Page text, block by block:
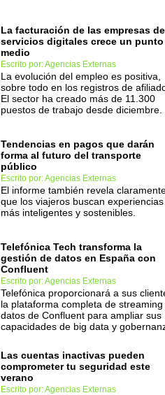
La facturación de las empresas de
servicios digitales crece un
medio
Escrito por: Agencias Externas
La evolución del empleo es positiva,
sobre todo en los registros de
El sector ha creado más de 11.300
puestos de trabajo desde diciembre.
Tendencias en pagos que darán
forma al futuro del transporte
público
Escrito por: Agencias Externas
El informe también revela
que los viajeros buscan experiencias
más inteligentes y sostenibles.
Telefónica Tech transforma la
gestión de datos en España con
Confluent
Escrito por: Agencias Externas
Telefónica proporcionará a sus
la plataforma completa de streaming
datos de Confluent para ampliar sus
capacidades de big data y
Las cuentas inactivas pueden
comprometer tu seguridad este
verano
Escrito por: Agencias Externas